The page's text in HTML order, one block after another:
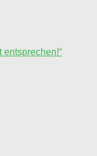
entsprechen!“